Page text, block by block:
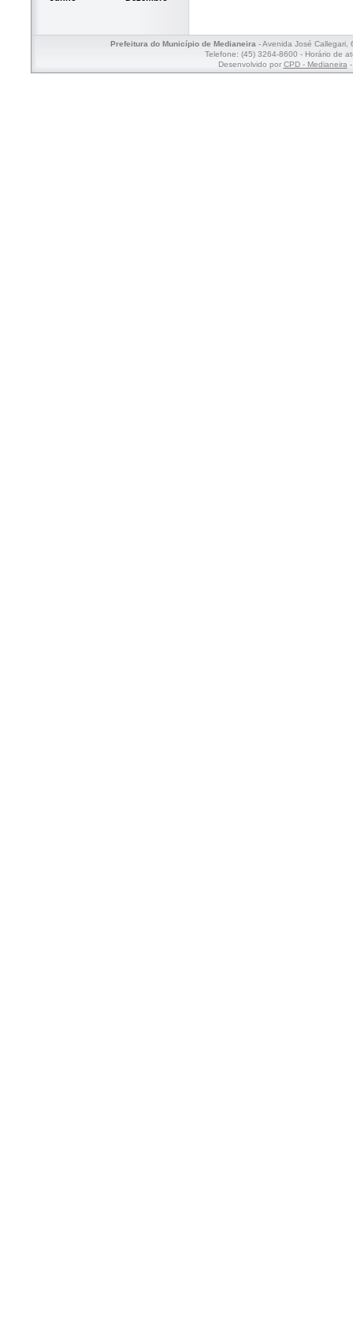
Prefeitura do Município de Medianeira- Avenida José Callegari,
Telefone: (45) 3264-8600 - Horário de
Desenvolvido por CPD - Medianeira-